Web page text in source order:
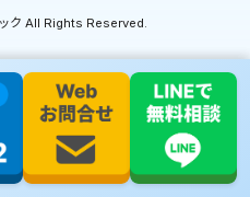
ク All Rights Reserved.